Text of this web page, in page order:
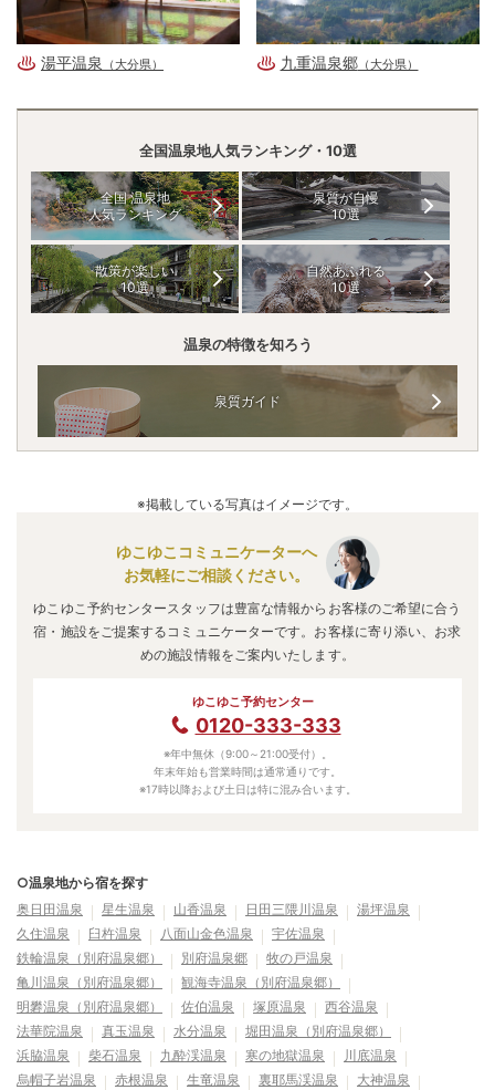
湯平温泉 （大分県） 九重温泉郷（大分県）
全国温泉地人気ランキング・10選
全国 温泉地
人気ランキング
泉質が自慢
10選
散策が楽しい
10選
自然あふれる
10選
温泉の特徴を知ろう
泉質ガイド
※掲載している写真はイメージです。
ゆこゆこコミュニケーターへ
お気軽にご相談ください。
ゆこゆこ予約センタースタッフは豊富な情報からお客様のご希望に合う
宿・施設をご提案するコミュニケーターです。お客様に寄り添い、お求
めの施設情報をご案内いたします。
ゆこゆこ予約センター
0120-333-333
※年中無休（9:00～21:00受付）。
年末年始も営業時間は通常通りです。
※17時以降および土日は特に混み合います。
○温泉地から宿を探す
奥日田温泉
星生温泉 山香温泉 日田三隈川温泉
湯坪温泉
久住温泉
臼杵温泉 八面山金色温泉
宇佐温泉
鉄輪温泉（別府温泉郷）
別府温泉郷
牧の戸温泉
亀川温泉（別府温泉郷）
観海寺温泉（別府温泉郷）
明礬温泉（別府温泉郷）
佐伯温泉 塚原温泉
西谷温泉
法華院温泉
真玉温泉 水分温泉
堀田温泉（別府温泉郷）
浜脇温泉
柴石温泉 九酔渓温泉 寒の地獄温泉
川底温泉
烏帽子岩温泉
赤根温泉 生竜温泉 裏耶馬渓温泉
大神温泉